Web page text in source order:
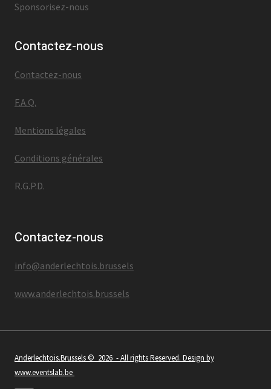
Sponsorisez-nous
Contactez-nous
Contactez-nous
F.A.Q.
Mentions légales
Conditions générales
R.G.P.D.
Contactez-nous
info@anderlechtois.brussels
www.anderlechtois.brussels
Anderlechtois.Brussels © 2026 - All rights Reserved. Design by
www.eventslab.be